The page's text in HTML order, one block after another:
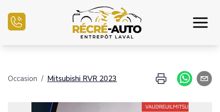
Occasion / Mitsubishi RVR 2023